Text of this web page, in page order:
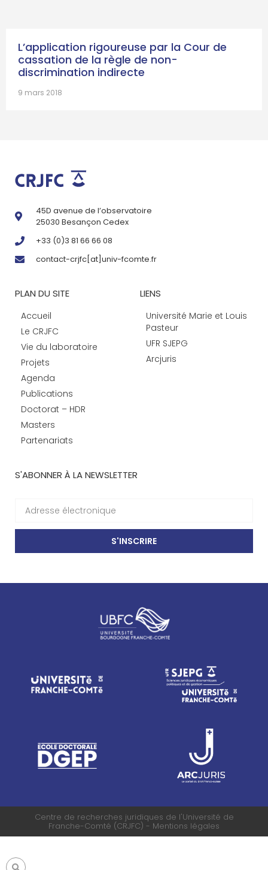
L’application rigoureuse par la Cour de
cassation de la règle de non-
discrimination indirecte
9 mars 2018
45D avenue de l’observatoire
25030 Besançon Cedex
+33 (0)3 81 66 66 08
contact-crjfc[at]univ-fcomte.fr
PLAN DU SITE
Accueil
Le CRJFC
Vie du laboratoire
Projets
Agenda
Publications
Doctorat – HDR
Masters
Partenariats
LIENS
Université Marie et Louis
Pasteur
UFR SJEPG
Arcjuris
S'ABONNER À LA NEWSLETTER
S'INSCRIRE
Centre de recherches juridiques de l'Université de
Franche-Comté (CRJFC) - Mentions légales